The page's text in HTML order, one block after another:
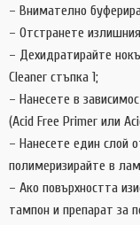
– Внимателно
– Отстранете
– Дехидратирайте
Cleaner стъпка 1;
– Нанесете в
(Acid Free Primer или
– Нанесете един слой
полимеризирайте в
– Ако повърхността
тампон и препарат за